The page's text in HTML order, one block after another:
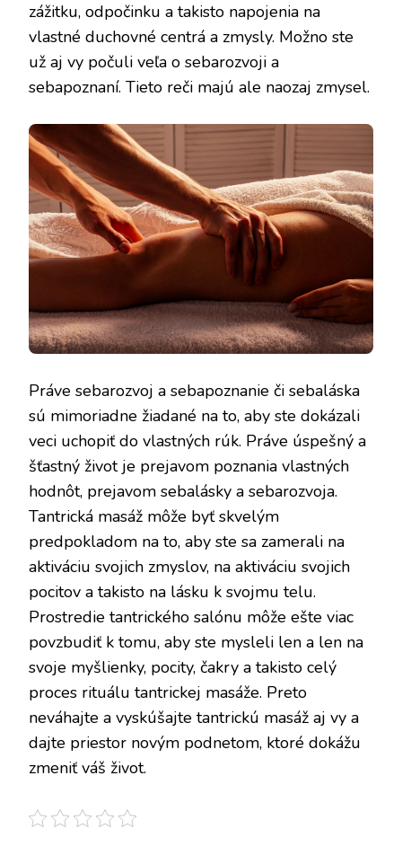
zážitku, odpočinku a takisto napojenia na
vlastné duchovné centrá a zmysly. Možno ste
už aj vy počuli veľa o sebarozvoji a
sebapoznaní. Tieto reči majú ale naozaj zmysel.
Práve sebarozvoj a sebapoznanie či sebaláska
sú mimoriadne žiadané na to, aby ste dokázali
veci uchopiť do vlastných rúk. Práve úspešný a
šťastný život je prejavom poznania vlastných
hodnôt, prejavom sebalásky a sebarozvoja.
Tantrická masáž môže byť skvelým
predpokladom na to, aby ste sa zamerali na
aktiváciu svojich zmyslov, na aktiváciu svojich
pocitov a takisto na lásku k svojmu telu.
Prostredie tantrického salónu môže ešte viac
povzbudiť k tomu, aby ste mysleli len a len na
svoje myšlienky, pocity, čakry a takisto celý
proces rituálu tantrickej masáže. Preto
neváhajte a vyskúšajte tantrickú masáž aj vy a
dajte priestor novým podnetom, ktoré dokážu
zmeniť váš život.